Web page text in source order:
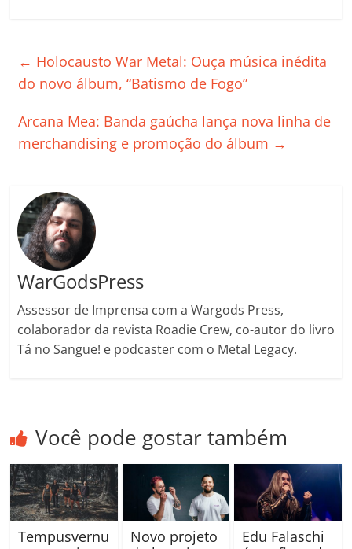
e
b
o
k
er l s
A
p
e
dI
gl
e
a
ss
y
Li
k
p
h
ar
← Holocausto War Metal: Ouça música inédita
do novo álbum, “Batismo de Fogo”
Arcana Mea: Banda gaúcha lança nova linha de
merchandising e promoção do álbum →
WarGodsPress
Assessor de Imprensa com a Wargods Press,
colaborador da revista Roadie Crew, co-autor do livro
Tá no Sangue! e podcaster com o Metal Legacy.
Você pode gostar também
Tempusvernu
Novo projeto
Edu Falaschi